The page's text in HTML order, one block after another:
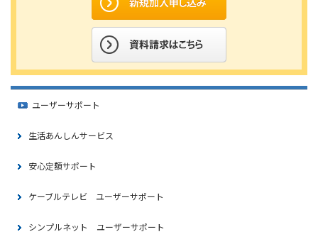
ユーザーサポート
生活あんしんサービス
安心定額サポート
ケーブルテレビ ユーザーサポート
シンプルネット ユーザーサポート